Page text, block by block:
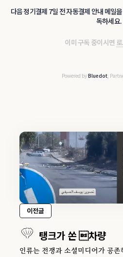
다음 정기결제 7일 전 자동결제 안내 메일
독하세요.
이미 구독 중이시면
Powered byBluedot,
이전글
탱크가 쏜 차량
인류는 전쟁과 소셜미디어가 공존